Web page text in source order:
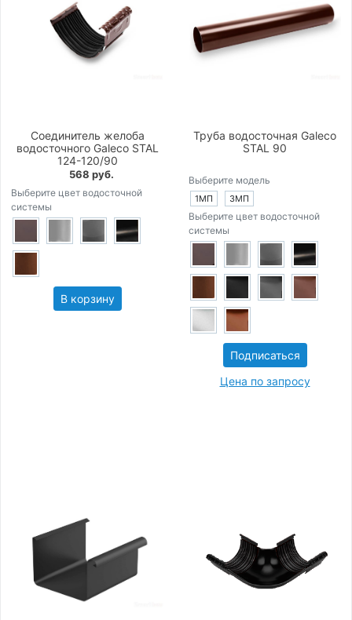
Соединитель желоба
водосточного Galeco STAL
124-120/90
568 руб.
Выберите цвет водосточной
системы
В корзину
Труба водосточная Galeco
STAL 90
Выберите модель
1МП 3МП
Выберите цвет водосточной
системы
Подписаться
Цена по запросу